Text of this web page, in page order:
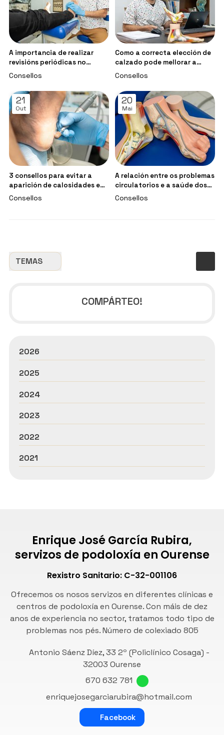
TEMAS
A importancia de realizar
revisións periódicas no
podólogo
Consellos
Como a correcta elección de
calzado pode mellorar a
marcha?
Consellos
21
Out
3 consellos para evitar a
aparición de calosidades e
durezas nos pés
Consellos
20
Mai
A relación entre os problemas
circulatorios e a saúde dos
pés
Consellos
COMPÁRTEO!
2026
2025
2024
2023
2022
2021
Enrique José García Rubira,
servizos de podoloxía en Ourense
Rexistro Sanitario: C-32-001106
Ofrecemos os nosos servizos en diferentes clínicas e
centros de podoloxía en Ourense. Con máis de dez
anos de experiencia no sector, tratamos todo tipo de
problemas nos pés. Número de colexiado 805
Antonio Sáenz Díez, 33 2º (Policlínico Cosaga) -
32003 Ourense
670 632 781
enriquejosegarciarubira@hotmail.com
Facebook